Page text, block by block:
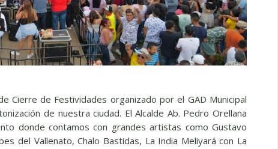
Cierre de Festividades organizado por el GAD Municipal
de nuestra ciudad. El Alcalde Ab. Pedro Orellana
donde contamos con grandes artistas como Gustavo
del Vallenato, Chalo Bastidas, La India Meliyará con La